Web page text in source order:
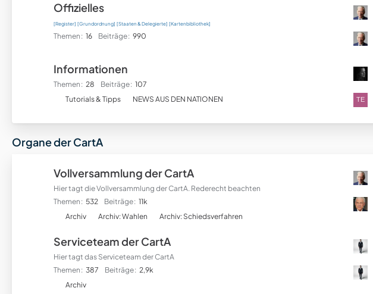
ä
e
B
e
i
t
e
t
e
r
r
e
Offizielles
[Register] [Grundordnung] [Staaten & Delegierte] [Kartenbibliothek]
Themen 16 Beiträge 990
L
e
t
z
e
t
e
Informationen
Themen 28 Beiträge 107
L
e
t
z
t
i
t
r
ä
e
t
e
o
r
e
Tutorials & Tipps NEWS AUS DEN NATIONEN
Organe der CartA
Vollversammlung der CartA
Hier tagt die Vollversammlung der CartA. Rederecht beachten
Themen
532 Beiträge 11k
L
e
t
z
e
B
e
i
t
e
r
Archiv Archiv: Wahlen Archiv: Schiedsverfahren
Serviceteam der CartA
Hier tagt das Serviceteam der CartA
Themen
387 Beiträge 2,9k
L
e
t
z
Archiv